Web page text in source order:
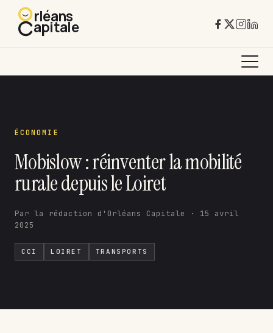
rléans
apitale
ÉCONOMIE
Mobislow : réinventer la mobilité
rurale depuis le Loiret
Par la rédaction d'Orléans Capitale · 15 avril
2025
CCI LOIRET TRANSPORTS